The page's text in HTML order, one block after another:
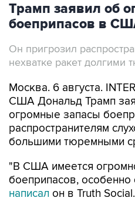
Трамп заявил об
боеприпасов в
Он пригрозил
нехватке ракет
Москва. 6 августа.
США Дональд Трамп
огромные запасы
распространителям
большими тюремными
"В США имеется
боеприпасов,
написал он в Truth Social.